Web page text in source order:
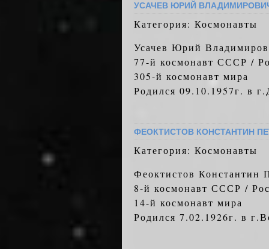
УСАЧЕВ ЮРИЙ
Категория: Космонавты
Усачев Юрий
77-й космонавт СССР /
305-й космонавт мира
Родился 09.10.1957г. в
ФЕОКТИСТОВ КОНСТАНТИН
Категория: Космонавты
Феоктистов Константин
8-й космонавт СССР /
14-й космонавт мира
Родился 7.02.1926г. в